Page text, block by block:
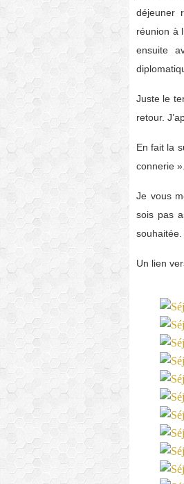
déjeuner
réunion à
ensuite
Juste le
retour.
En fait la
connerie
Je vous
sois pas
Un lien